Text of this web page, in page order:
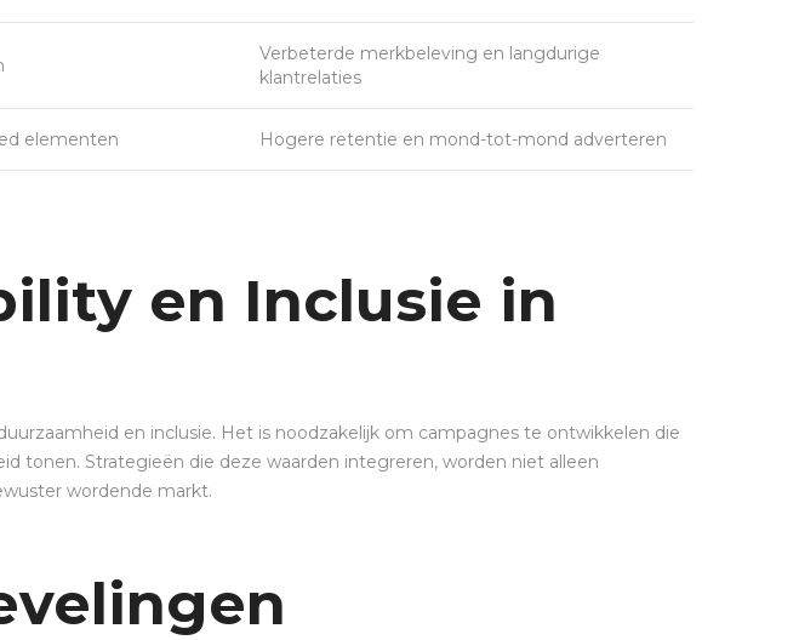
Verbeterde merkbeleving en langdurige
klantrelaties
elementen Hogere retentie en mond-tot-mond adverteren
en Inclusie in
en inclusie. Het is noodzakelijk om campagnes te ontwikkelen die
tonen. Strategieën die deze waarden integreren, worden niet alleen
wordende markt.